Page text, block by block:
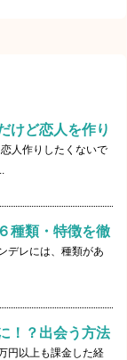
けど恋人を作り
人作りしたくないで
種類・特徴を徹
デレには、種類があ
！？出会う方法
円以上も課金した経